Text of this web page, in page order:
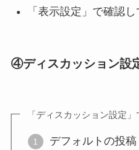
「表示設定」で確認し
④ディスカッション設
「ディスカッション設定
デフォルトの投稿